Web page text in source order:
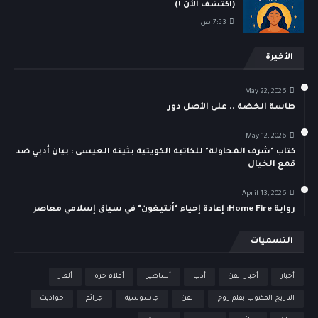
(اكتشف الآن !)
7:53 ص
الأخيرة
May 22, 2026
طاسة الخضة .. على الأصل دور
May 12, 2026
كتاب "شرف المحاولة" للكاتبة الكويتية بثينة العيسى : بيان أدبي ضد
قمع الخيال
April 13, 2026
رواية Home Fire: إعادة إحياء "أنتيغون" في سياق إسلامي معاصر
التسميات
أخبار أخبار الفن أدب أساطير أقلام حرة ألغاز
التاريخ المكتوب بقلم روج الفن جاسوسية جرائم حواديت